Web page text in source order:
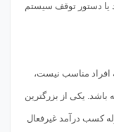
یا دستور توقف سیستم
افراد مناسب نیست،
یکی از بزرگترین
کسب درآمد غیرفعال